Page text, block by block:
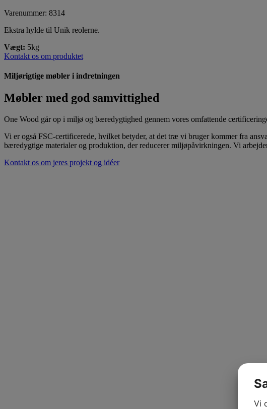
Varenummer: 8314
Ekstra hylde til Unik reolerne.
Vægt: 5kg
Kontakt os om produktet
Miljørigtige møbler i indretningen
Møbler med god samvittighed
One Wood går op i miljø og bæredygtighed gennem vores omfattende
Vi er også FSC-certificerede, hvilket betyder, at det træ vi bruger kommer fra
bæredygtige materialer og produktion, der reducerer miljøpåvirkningen. Vi
Kontakt os om jeres projekt og idéer
Vi